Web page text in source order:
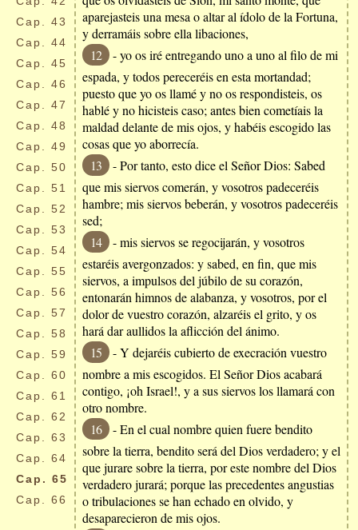
Cap.
43
Cap.
44
Cap.
45
Cap.
46
Cap.
47
Cap.
48
Cap.
49
Cap.
50
Cap.
51
Cap.
52
Cap.
53
Cap.
54
Cap.
55
Cap.
56
Cap.
57
Cap.
58
Cap.
59
Cap.
60
Cap.
61
Cap.
62
Cap.
63
Cap.
64
Cap. 65
Cap.
66
aparejasteis una mesa o altar al ídolo de la Fortuna,
y derramáis sobre ella libaciones,
12
- yo os iré entregando uno a uno al filo de mi
espada, y todos pereceréis en esta mortandad;
puesto que yo os llamé y no os respondisteis, os
hablé y no hicisteis caso; antes bien cometíais la
maldad delante de mis ojos, y habéis escogido las
cosas que yo aborrecía.
13
- Por tanto, esto dice el Señor Dios: Sabed
que mis siervos comerán, y vosotros padeceréis
hambre; mis siervos beberán, y vosotros padeceréis
sed;
14
- mis siervos se regocijarán, y vosotros
estaréis avergonzados: y sabed, en fin, que mis
siervos, a impulsos del júbilo de su corazón,
entonarán himnos de alabanza, y vosotros, por el
dolor de vuestro corazón, alzaréis el grito, y os
hará dar aullidos la aflicción del ánimo.
15
- Y dejaréis cubierto de execración vuestro
nombre a mis escogidos. El Señor Dios acabará
contigo, ¡oh Israel!, y a sus siervos los llamará con
otro nombre.
16
- En el cual nombre quien fuere bendito
sobre la tierra, bendito será del Dios verdadero; y el
que jurare sobre la tierra, por este nombre del Dios
verdadero jurará; porque las precedentes angustias
o tribulaciones se han echado en olvido, y
desaparecieron de mis ojos.